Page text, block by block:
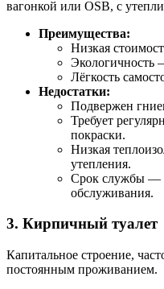
вагонкой или OSB, с
Преимущества:
Низкая
Экологичность
Лёгкость
Недостатки:
Подвержен
Требует
покраски.
Низкая
утепления.
Срок службы —
обслуживания.
3. Кирпичный туалет
Капитальное строение,
постоянным проживанием.